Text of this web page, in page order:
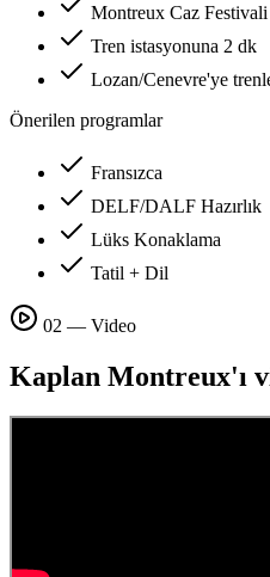
Montreux Caz Festivali
Tren istasyonuna 2 dk
Lozan/Cenevre'ye
Önerilen programlar
Fransızca
DELF/DALF Hazırlık
Lüks Konaklama
Tatil + Dil
02 — Video
Kaplan Montreux'ı